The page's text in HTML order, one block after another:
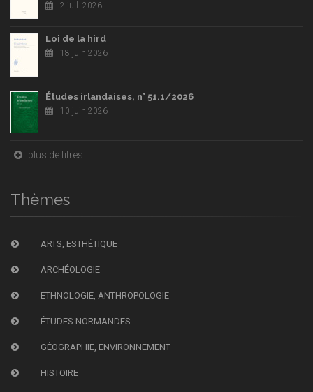
2 juil. 2026
Loi de la hird
18 juin 2026
Études irlandaises, n° 51.1/2026
10 juin 2026
plus de titres
Thèmes
ARTS, ESTHÉTIQUE
ARCHÉOLOGIE
ETHNOLOGIE, ANTHROPOLOGIE
ÉTUDES NORMANDES
GÉOGRAPHIE, ENVIRONNEMENT
HISTOIRE